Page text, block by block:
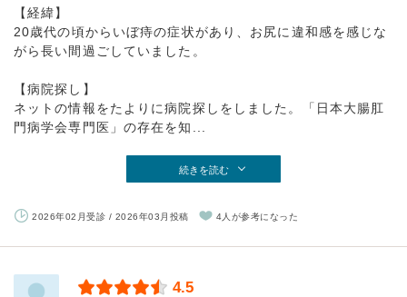
【経緯】
20歳代の頃からいぼ痔の症状があり、お尻に違和感を感じな
がら長い間過ごしていました。
【病院探し】
ネットの情報をたよりに病院探しをしました。「日本大腸肛
門病学会専門医」の存在を知...
続きを読む
2026年02月受診 / 2026年03月投稿 4人が参考になった
4.5